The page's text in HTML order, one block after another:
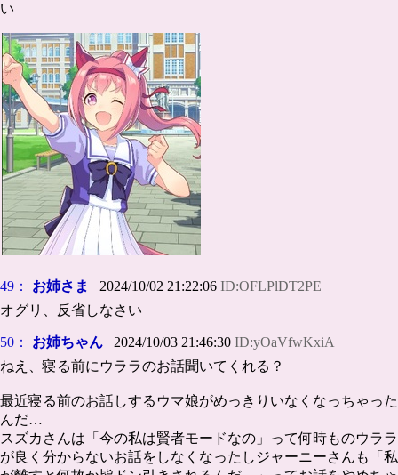
い
49： お姉さま 2024/10/02 21:22:06 ID:OFLPlDT2PE
オグリ、反省しなさい
50： お姉ちゃん 2024/10/03 21:46:30 ID:yOaVfwKxiA
ねえ、寝る前にウララのお話聞いてくれる？
最近寝る前のお話しするウマ娘がめっきりいなくなっちゃった
んだ…
スズカさんは「今の私は賢者モードなの」って何時ものウララ
が良く分からないお話をしなくなったしジャーニーさんも「私